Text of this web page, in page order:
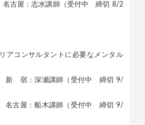
古屋：志水講師（受付中 締切 8/2
アコンサルタントに必要なメンタル
宿：深瀬講師（受付中 締切 9/
古屋：船木講師（受付中 締切 9/